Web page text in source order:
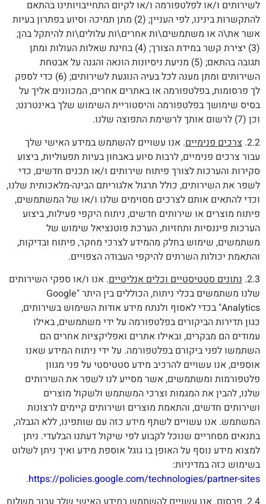
לשירותים ו/או לפלטפורמה ו/או לקיום התחייבויותינו בהתאם
להתקשרות בינינו, לפי העניין; (2) מתן תמיכה וסיוע בפתרון בעיות
אשר את\ה או משתמשים\ות אחרים\ות עלולים\ות להיתקל בהן;
(3) יצירת קשר במידת הצורך; (4) בחינת שאלות העולות ומתן
תגובה בהתאם; (5) מניעת ניסיונות הונאה והגנה על אבטחת
השירותים ומתן מענה לכל בעיה הנוגעת לשירותים; (6) כדי לספק
לך פרסומות, בפלטפורמה או באתרים אחרים, המכוונים אליך על
בסיס שימושך בפלטפורמה והיסטוריית השימוש שלך באינטרנט;
וכן (7) לרשום אותך לרשימת התפוצה שלנו.
2.2. צרכים פנימיים. אנו עשויים להשתמש במידע האישי שלך
עבור צרכים פנימיים, לרבות סיוע באבחון בעיות תפעוליות, ביצוע
סקירות והערכות לצורך פיתוח שירותים ו/או תכנים חדשים, כדי
לשפר את השירותים, כולל תרגול אלגוריתם הבינה-מלאכותית שלנו,
וכדי להתאים אותם לצרכים מסוימים שלנו ו/או של המשתמשים,
פיתוח מוצרים או שירותים חדשים, ניתוח היקפי פעילות, ביצוע
הערכות פיננסיות ותחזיות, הערכת פוטנציאל שימוש של
משתמשים, שימוש בחלק מהמידע לצרכי מחקר, פיתוח ובדיקות,
והתאמת יכולות השרתים להיקפי העבודה הצפויים.
2.3. נתונים סטטיסטיים וכלים אנליטיים. אנו ו/או ספקי השירותים
שלנו משתמשים בכלי ניתוח, הכוללים בין היתר "Google
Analytics" בכדי לאסוף ולנתח מידע אודות השימוש בשירותים,
כגון תדירות הביקורים בפלטפורמה על ידי משתמשים, באילו
עמודים הם מבקרים, ובאילו אתרים ואפליקציות אחרים הם
השתמשו לפני ביקורם בפלטפורמה. על ידי ניתוח המידע שאנו
אוספים, אנו עשויים להרכיב מידע סטטיסטי על פני מגוון
פלטפורמות ומשתמשים, אשר מסייע לנו לשפר את השירותים
שלנו, להבין את המגמות וצרכי המשתמש ולשקול מוצרים
ושירותים חדשים, והתאמת מוצרים ושירותים קיימים לרצונות
המשתמש. אנו עשויים לשתף מידע כזה עם שותפינו, ללא הגבלה,
בתנאים מסחריים שנוכל לקבוע לפי שיקול דעתנו הבלעדי. ניתן
למצוא מידע נוסף על האופן בו גוגל אוספת מידע ואיך ניתן לשלוט
בשימוש כזה במדיניות:
https://policies.google.com/technologies/partner-sites
.